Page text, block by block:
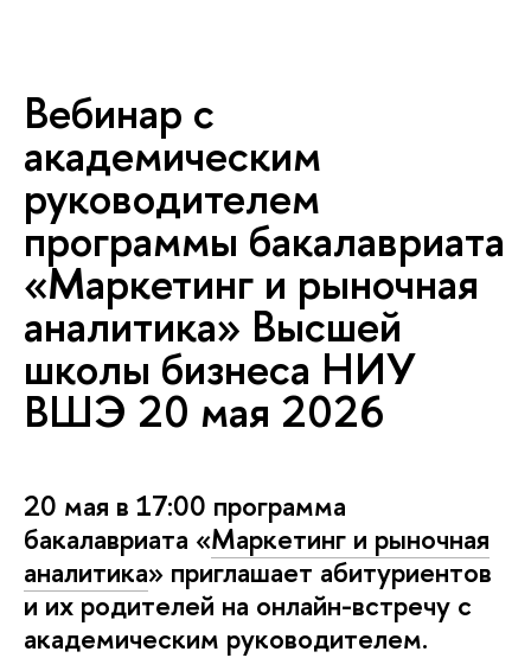
ебинар с
академическим
руководителем
программы бакалавриата
«Маркетинг и рыночная
аналитика» Высшей
школы бизнеса НИУ
ШЭ 20 мая 2026
20 мая в 17:00 программа
акалавриата «Маркетинг и рыночная
аналитика» приглашает абитуриенто
и их родителей на онлайн-встречу с
академическим руководителем.